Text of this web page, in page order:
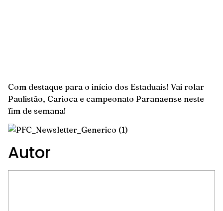
Com destaque para o início dos Estaduais! Vai rolar
Paulistão, Carioca e campeonato Paranaense neste
fim de semana!
Autor